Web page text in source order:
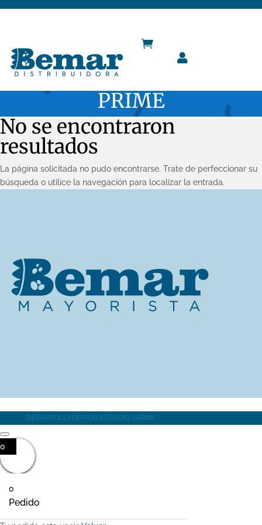


PRIME
No se encontraron
resultados
La página solicitada no pudo encontrarse. Trate de perfeccionar su
búsqueda o utilice la navegación para localizar la entrada.
DESARROLLADO POR ESTUDIO VARINI
0
0
Pedido